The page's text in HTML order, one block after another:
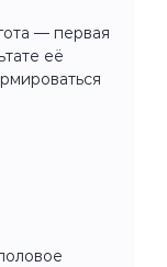
— первая
её